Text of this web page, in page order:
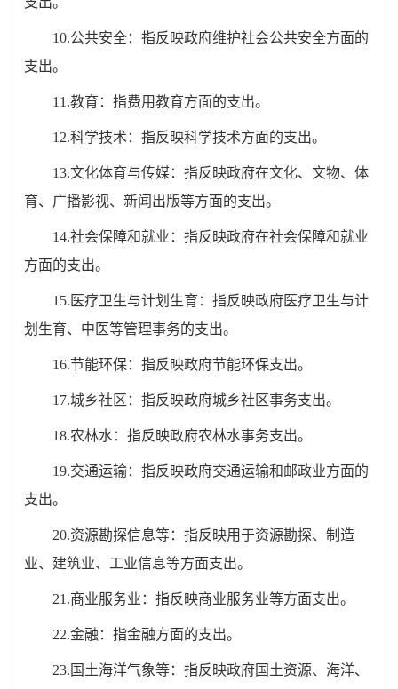
10.公共安全：指反映政府维护社会公共安全方面的
支出。
11.教育：指费用教育方面的支出。
12.科学技术：指反映科学技术方面的支出。
13.文化体育与传媒：指反映政府在文化、文物、体
育、广播影视、新闻出版等方面的支出。
14.社会保障和就业：指反映政府在社会保障和就业
方面的支出。
15.医疗卫生与计划生育：指反映政府医疗卫生与计
划生育、中医等管理事务的支出。
16.节能环保：指反映政府节能环保支出。
17.城乡社区：指反映政府城乡社区事务支出。
18.农林水：指反映政府农林水事务支出。
19.交通运输：指反映政府交通运输和邮政业方面的
支出。
20.资源勘探信息等：指反映用于资源勘探、制造
业、建筑业、工业信息等方面支出。
21.商业服务业：指反映商业服务业等方面支出。
22.金融：指金融方面的支出。
23.国土海洋气象等：指反映政府国土资源、海洋、